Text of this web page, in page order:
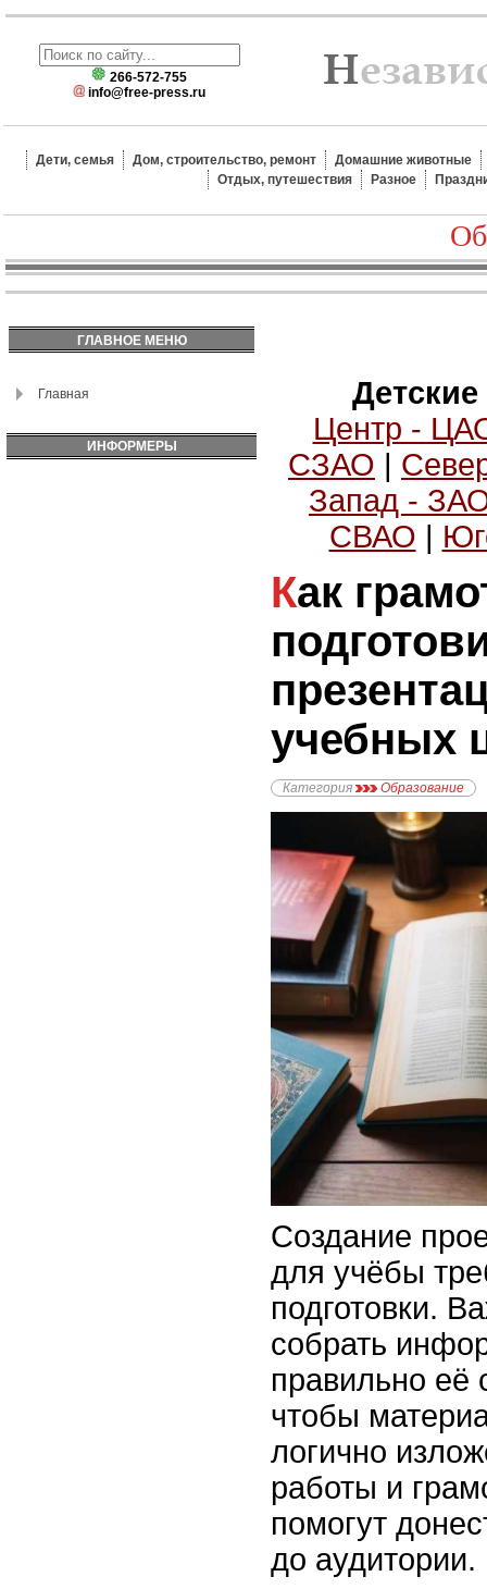
266-572-755
info@free-press.ru
Дети, семья Дом, строительство, ремонт
Домашние животные
Отдых, путешествия
Разное
ГЛАВНОЕ МЕНЮ
Главная
ИНФОРМЕРЫ
Центр -
СЗАО |
Запад -
СВАО |
Как грамотно
учебных
Категория Образование
Создание
для учёбы
подготовки.
собрать
правильно её
чтобы
логично
работы и
помогут
до аудитории.